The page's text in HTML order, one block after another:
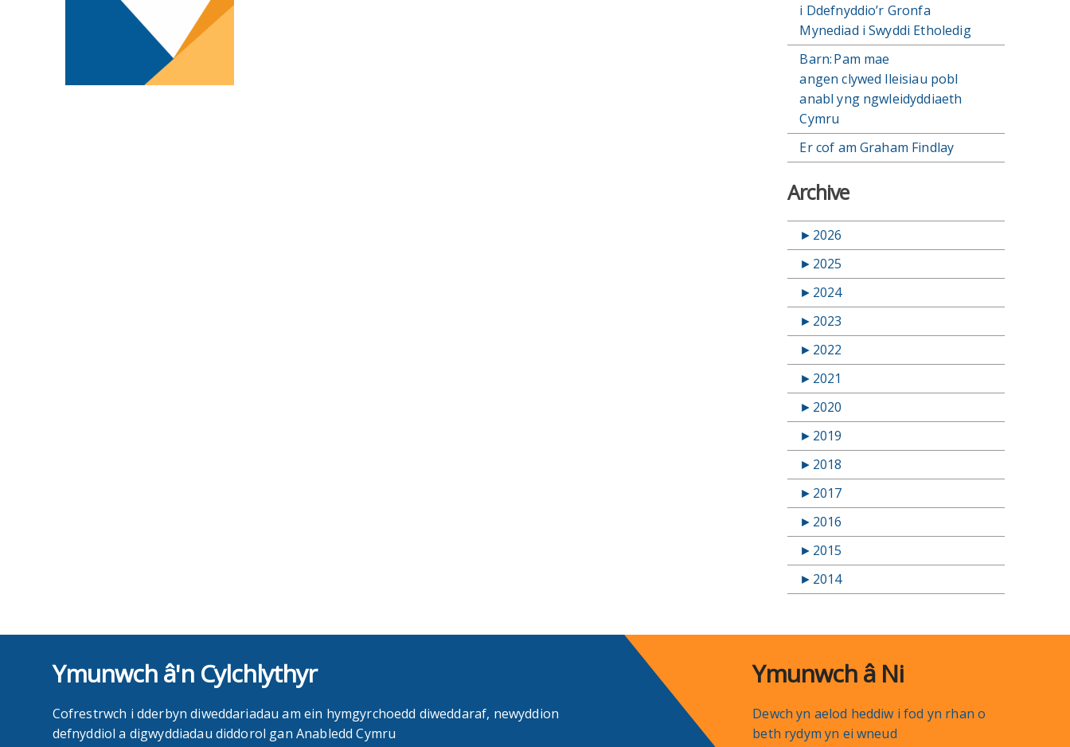
i Ddefnyddio’r Gronfa
Mynediad i Swyddi Etholedig
Barn: Pam mae
angen clywed lleisiau pobl
anabl yng ngwleidyddiaeth
Cymru
Er cof am Graham Findlay
Archive
► 2026
► 2025
► 2024
► 2023
► 2022
► 2021
► 2020
► 2019
► 2018
► 2017
► 2016
► 2015
► 2014
Ymunwch â'n Cylchlythyr
Cofrestrwch i dderbyn diweddariadau am ein hymgyrchoedd diweddaraf, newyddion
defnyddiol a digwyddiadau diddorol gan Anabledd Cymru
Ymunwch â Ni
Dewch yn aelod heddiw i fod yn rhan o
beth rydym yn ei wneud